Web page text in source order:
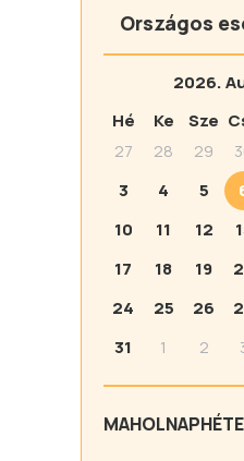
Országos
2026.
Hé
Ke Sze
27
28 29
3
4 5
10
11 12
17
18 19
24
25 26
31
1 2
MAHOLNAP